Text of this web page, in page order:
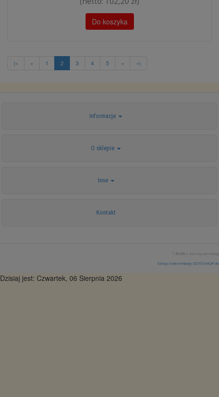
Do koszyka
|« « 1 2 3 4 5 » »|
Informacje
O sklepie
Inne
Kontakt
*) brutto + koszty dostawy
Sklep internetowy SOTESHOP AI
Dzisiaj jest: Czwartek, 06 Sierpnia 2026